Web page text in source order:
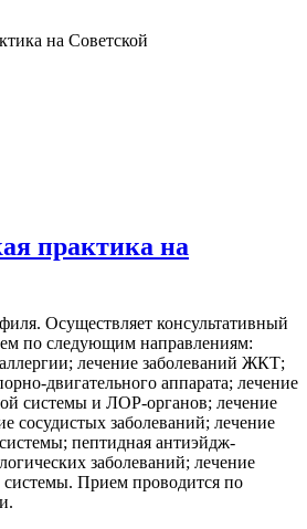
практика на
Осуществляет консультативный
по следующим направлениям:
лечение заболеваний ЖКТ;
двигательного аппарата; лечение
системы и ЛОР-органов; лечение
сосудистых заболеваний; лечение
пептидная антиэйдж-
заболеваний; лечение
Прием проводится по